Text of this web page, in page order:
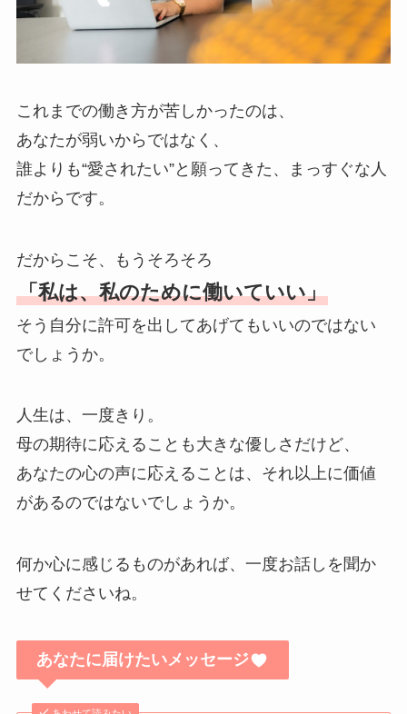
これまでの働き方が苦しかったのは、
あなたが弱いからではなく、
誰よりも“愛されたい”と願ってきた、まっすぐな人
だからです。
だからこそ、もうそろそろ
「私は、私のために働いていい」
そう自分に許可を出してあげてもいいのではない
でしょうか。
人生は、一度きり。
母の期待に応えることも大きな優しさだけど、
あなたの心の声に応えることは、それ以上に価値
があるのではないでしょうか。
何か心に感じるものがあれば、一度お話しを聞か
せてくださいね。
あなたに届けたいメッセージ